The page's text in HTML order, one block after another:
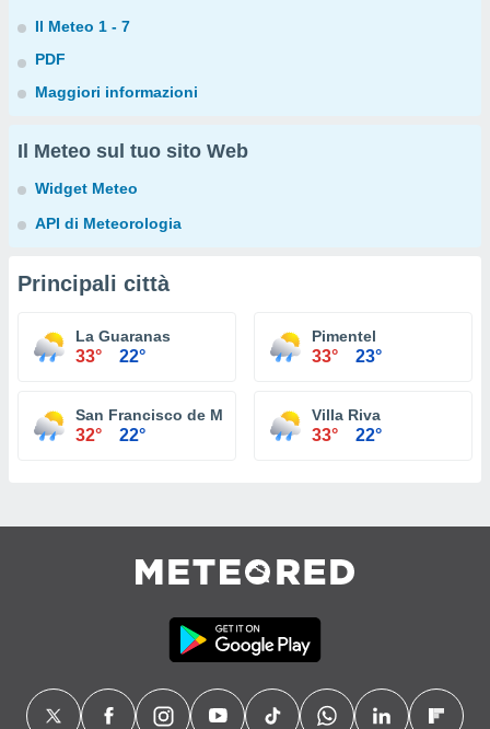
Il Meteo 1 - 7
PDF
Maggiori informazioni
Il Meteo sul tuo sito Web
Widget Meteo
API di Meteorologia
Principali città
La Guaranas
33° 22°
Pimentel
33° 23°
San Francisco de Macorís
32° 22°
Villa Riva
33° 22°